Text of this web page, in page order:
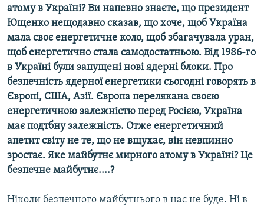
атому в Україні? Ви напевно знаєте, що президент
Ющенко нещодавно сказав, що хоче, щоб Україна
мала своє енергетичне коло, щоб збагачувала уран,
щоб енергетично стала самодостатньою. Від 1986-го
в Україні були запущені нові ядерні блоки. Про
безпечність ядерної енергетики сьогодні говорять в
Європі, США, Азії. Європа перелякана своєю
енергетичною залежністю перед Росією, Україна
має подтбну залежність. Отже енергетичний
апетит світу не те, що не вщухає, він невпинно
зростає. Яке майбутнє мирного атому в Україні? Це
безпечне майбутнє....?
Ніколи безпечного майбутнього в нас не буде. Ні в